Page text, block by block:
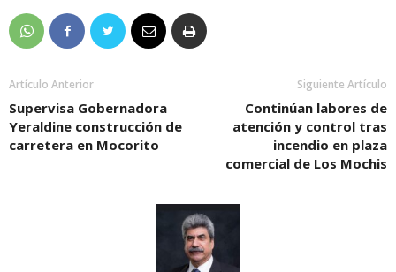
Artículo Anterior
Supervisa Gobernadora
Yeraldine construcción de
carretera en Mocorito
Siguiente Artículo
Continúan labores de
atención y control tras
incendio en plaza
comercial de Los Mochis